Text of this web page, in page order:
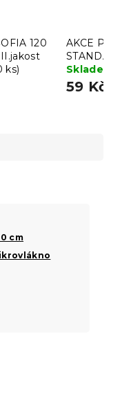
120
ks)
AKCE
STANDARD
II. jakost
Skladem
59 Kč
cm